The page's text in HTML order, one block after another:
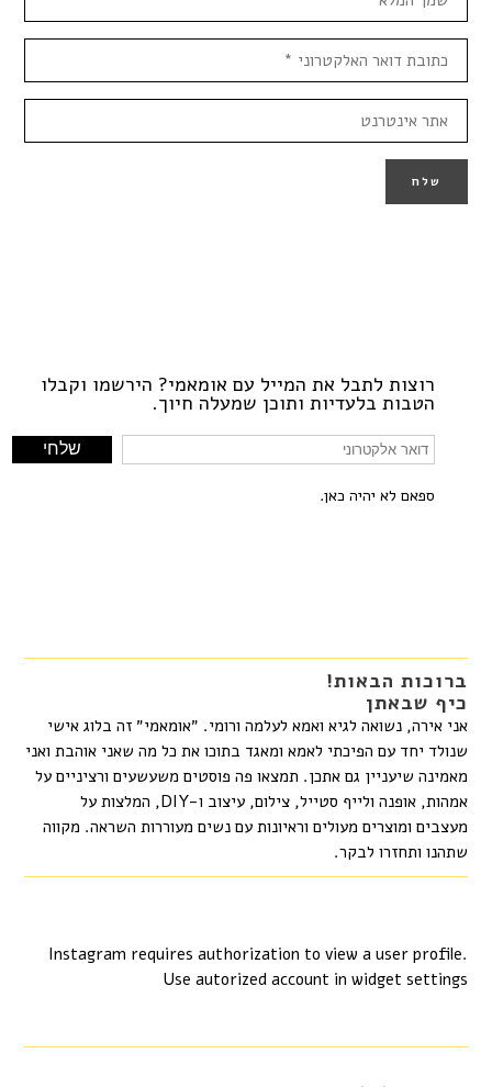
רוצות לתבל את המייל עם אומאמי? הירשמו וקבלו
הטבות בלעדיות ותוכן שמעלה חיוך.
ספאם לא יהיה כאן.
ברוכות הבאות!
כיף שבאתן
אני אירה, נשואה לגיא ואמא לעלמה ורומי. ״אומאמי״ זה בלוג אישי
שנולד יחד עם הפיכתי לאמא ומאגד בתוכו את כל מה שאני אוהבת ואני
מאמינה שיעניין גם אתכן. תמצאו פה פוסטים משעשעים ורציניים על
אמהות, אופנה ולייף סטייל, צילום, עיצוב ו-DIY, המלצות על
מעצבים ומוצרים מעולים וראיונות עם נשים מעוררות השראה. מקווה
שתהנו ותחזרו לבקר.
Instagram requires authorization to view a user profile.
Use autorized account in widget settings